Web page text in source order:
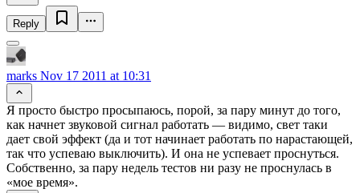
Reply
marks Nov 17 2011 at 10:31
Я просто быстро просыпаюсь, порой, за пару минут до того,
как начнет звуковой сигнал работать — видимо, свет таки
дает свой эффект (да и тот начинает работать по нарастающей,
так что успеваю выключить). И она не успевает проснуться.
Собственно, за пару недель тестов ни разу не проснулась в
«мое время».